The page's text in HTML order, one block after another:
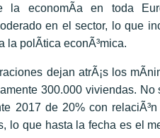
la economÃ­a en toda
en el sector, lo que
la polÃ­tica econÃ³mica.
dejan atrÃ¡s los
300.000 viviendas. No
2017 de 20% con
lo que hasta la fecha es el